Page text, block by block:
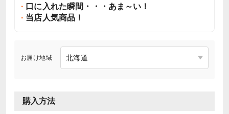
口に入れた瞬間・・・あま～い！
当店人気商品！
お届け地域
購入方法